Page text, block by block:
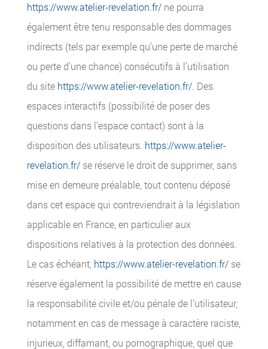
https://www.atelier-revelation.fr/ne pourra
également être tenu responsable des dommages
indirects (tels par exemple qu’une perte de marché
ou perte d’une chance) consécutifs à l’utilisation
du site https://www.atelier-revelation.fr/. Des
espaces interactifs (possibilité de poser des
questions dans l’espace contact) sont à la
disposition des utilisateurs. https://www.atelier-
revelation.fr/se réserve le droit de supprimer, sans
mise en demeure préalable, tout contenu déposé
dans cet espace qui contreviendrait à la législation
applicable en France, en particulier aux
dispositions relatives à la protection des données.
Le cas échéant, https://www.atelier-revelation.fr/se
réserve également la possibilité de mettre en cause
la responsabilité civile et/ou pénale de l’utilisateur,
notamment en cas de message à caractère raciste,
injurieux, diffamant, ou pornographique, quel que